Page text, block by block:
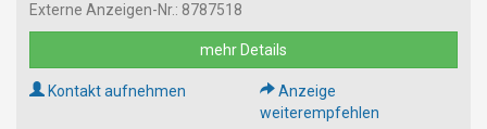
Externe Anzeigen-Nr.: 8787518
mehr Details
Kontakt aufnehmen
Anzeige
weiterempfehlen